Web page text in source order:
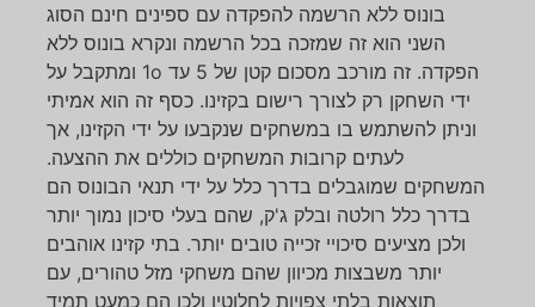
בונוס ללא הרשמה להפקדה עם ספינים חינם הסוג
השני הוא זה שמזכה בכל הרשמה ונקרא בונוס ללא
הפקדה. זה מורכב מסכום קטן של 5 עד 1o ומתקבל על
ידי השחקן רק לצורך רישום בקזינו. כסף זה הוא אמיתי
וניתן להשתמש בו במשחקים שנקבעו על ידי הקזינו, אך
לעתים קרובות המשחקים כוללים את ההצעה.
המשחקים שמוגבלים בדרך כלל על ידי תנאי הבונוס הם
בדרך כלל רולטה ובלק ג'ק, שהם בעלי סיכון נמוך יותר
ולכן מציעים סיכויי זכייה טובים יותר. בתי קזינו אוהבים
יותר משבצות מכיוון שהם משחקי מזל טהורים, עם
תוצאות בלתי צפויות לחלוטין ולכן הם כמעט תמיד